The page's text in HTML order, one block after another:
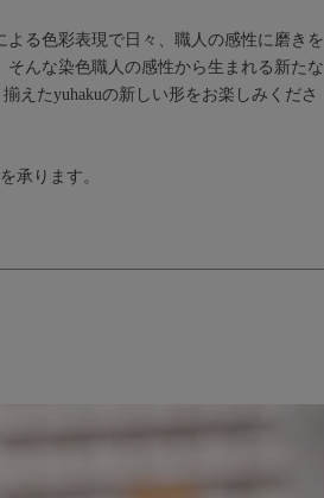
る色彩表現で日々、職人の感性に磨きを
んな染色職人の感性から生まれる新たな
えたyuhakuの新しい形をお楽しみくださ
承ります。